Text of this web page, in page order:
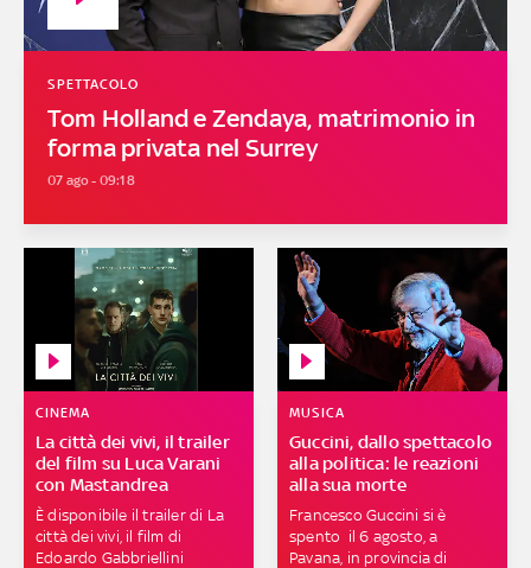
Tom Holland e Zendaya, matrimonio in
forma privata nel Surrey
SPETTACOLO
07 ago - 09:18
La città dei vivi, il trailer
del film su Luca Varani
con Mastandrea
CINEMA
È disponibile il trailer di La
città dei vivi, il film di
Edoardo Gabbriellini
Guccini, dallo spettacolo
alla politica: le reazioni
alla sua morte
MUSICA
Francesco Guccini si è
spento il 6 agosto, a
Pavana, in provincia di